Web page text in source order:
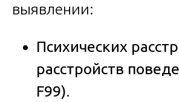
выявлении:
Психических
расстройств
F99).